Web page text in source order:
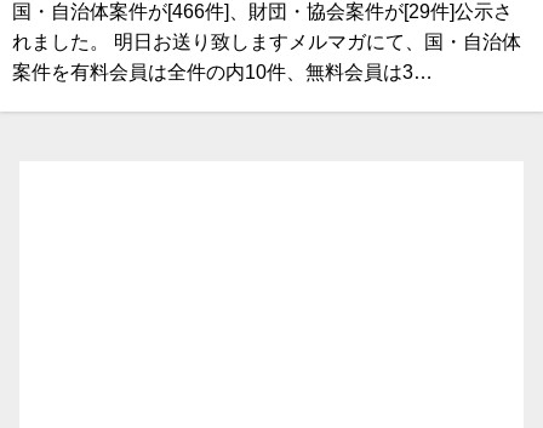
国・自治体案件が[466件]、財団・協会案件が[29件]公示さ
れました。 明日お送り致しますメルマガにて、国・自治体
案件を有料会員は全件の内10件、無料会員は3…